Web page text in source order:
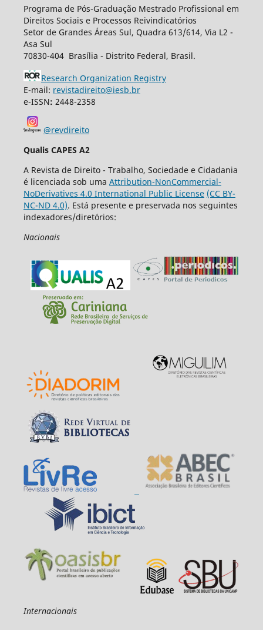
Programa de Pós-Graduação Mestrado Profissional em
Direitos Sociais e Processos Reivindicatórios
Setor de Grandes Áreas Sul, Quadra 613/614, Via L2 -
Asa Sul
70830-404 Brasília - Distrito Federal, Brasil.
Research Organization Registry
E-mail: revistadireito@iesb.br
e-ISSN: 2448-2358
@revdireito
Qualis CAPES A2
A Revista de Direito - Trabalho, Sociedade e Cidadania
é licenciada sob uma Attribution-NonCommercial-
NoDerivatives 4.0 International Public License (CC BY-
NC-ND 4.0). Está presente e preservada nos seguintes
indexadores/diretórios:
Nacionais
Internacionais